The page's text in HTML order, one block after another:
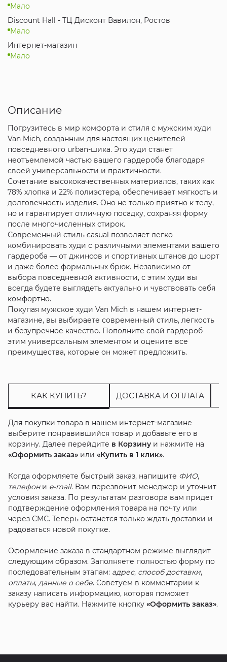
Мало
Discount Hall - ТЦ Дисконт Вавилон, Ростов
Мало
Интернет-магазин
Мало
Описание
Погрузитесь в мир комфорта и стиля с мужским худи
Van Mich, созданным для настоящих ценителей
повседневного urban-шика. Это худи станет
неотъемлемой частью вашего гардероба благодаря
своей универсальности и практичности.
Сочетание высококачественных материалов, таких как
78% хлопка и 22% полиэстера, обеспечивает мягкость и
долговечность изделия. Оно не только приятно к телу,
но и гарантирует отличную посадку, сохраняя форму
после многочисленных стирок.
Современный стиль casual позволяет легко
комбинировать худи с различными элементами вашего
гардероба — от джинсов и спортивных штанов до шорт
и даже более формальных брюк. Независимо от
выбора повседневной активности, с этим худи вы
всегда будете выглядеть актуально и чувствовать себя
комфортно.
Покупая мужское худи Van Mich в нашем интернет-
магазине, вы выбираете современный стиль, легкость
и безупречное качество. Пополните свой гардероб
этим универсальным элементом и оцените все
преимущества, которые он может предложить.
КАК КУПИТЬ? ДОСТАВКА И ОПЛАТА
Для покупки товара в нашем интернет-магазине
выберите понравившийся товар и добавьте его в
корзину. Далее перейдите в Корзинуи нажмите на
«Оформить заказ»или «Купить в 1 клик».
Когда оформляете быстрый заказ, напишите ФИО,
телефони e-mail. Вам перезвонит менеджер и уточнит
условия заказа. По результатам разговора вам придет
подтверждение оформления товара на почту или
через СМС. Теперь останется только ждать доставки и
радоваться новой покупке.
Оформление заказа в стандартном режиме выглядит
следующим образом. Заполняете полностью форму по
последовательным этапам: адрес, способ доставки,
оплаты, данные о себе. Советуем в комментарии к
заказу написать информацию, которая поможет
курьеру вас найти. Нажмите кнопку «Оформить заказ».